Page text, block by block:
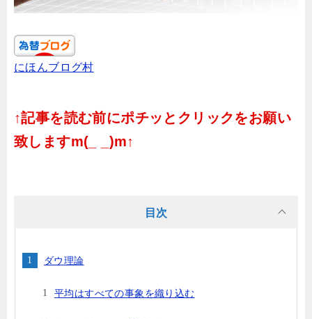
にほんブログ村
↑記事を読む前にポチッとクリックをお願い
致しますm(_ _)m↑
目次
ダウ理論
平均はすべての事象を織り込む